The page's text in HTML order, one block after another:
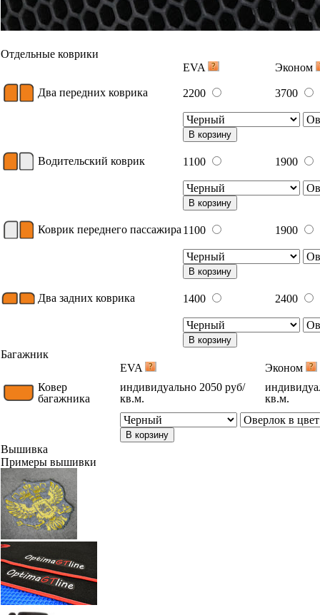
Отдельные коврики
EVA
Эконом
Два передних коврика 2200 3700
В корзину
Водительский коврик 1100 1900
В корзину
Коврик переднего пассажира 1100 1900
В корзину
Два задних коврика 1400 2400
В корзину
Багажник
EVA
Эконом
Ковер
багажника
индивидуально 2050 руб/
кв.м.
кв.м.
В корзину
Вышивка
Примеры вышивки